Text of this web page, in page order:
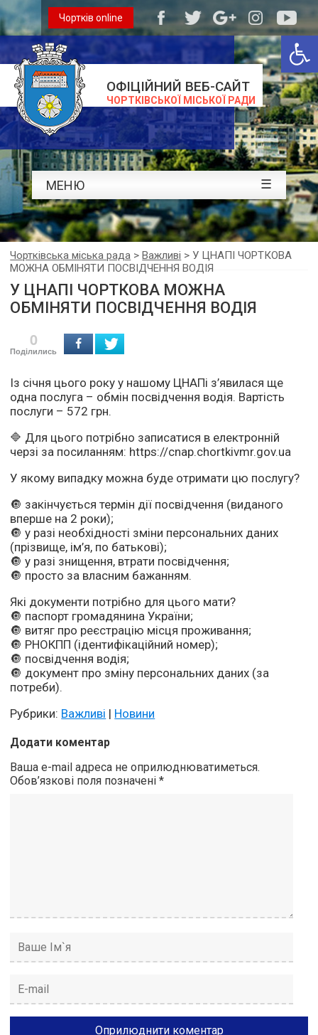
ОФІЦІЙНИЙ ВЕБ-САЙТ
ЧОРТКІВСЬКОЇ МІСЬКОЇ РАДИ
Чортків online
МЕНЮ ☰
Чортківська міська рада >Важливі > У ЦНАПІ ЧОРТКОВА
МОЖНА ОБМІНЯТИ ПОСВІДЧЕННЯ ВОДІЯ
У ЦНАПІ ЧОРТКОВА МОЖНА
ОБМІНЯТИ ПОСВІДЧЕННЯ ВОДІЯ
0
Поділились
Із січня цього року у нашому ЦНАПі з’явилася ще
одна послуга – обмін посвідчення водія. Вартість
послуги – 572 грн.
🔷 Для цього потрібно записатися в електронній
черзі за посиланням: https://cnap.chortkivmr.gov.ua
У якому випадку можна буде отримати цю послугу?
🔘 закінчується термін дії посвідчення (виданого
вперше на 2 роки);
🔘 у разі необхідності зміни персональних даних
(прізвище, ім’я, по батькові);
🔘 у разі знищення, втрати посвідчення;
🔘 просто за власним бажанням.
Які документи потрібно для цього мати?
🔘 паспорт громадянина України;
🔘 витяг про реєстрацію місця проживання;
🔘 РНОКПП (ідентифікаційний номер);
🔘 посвідчення водія;
🔘 документ про зміну персональних даних (за
потреби).
Рубрики: Важливі | Новини
Додати коментар
Ваша e-mail адреса не оприлюднюватиметься.
Обов’язкові поля позначені*